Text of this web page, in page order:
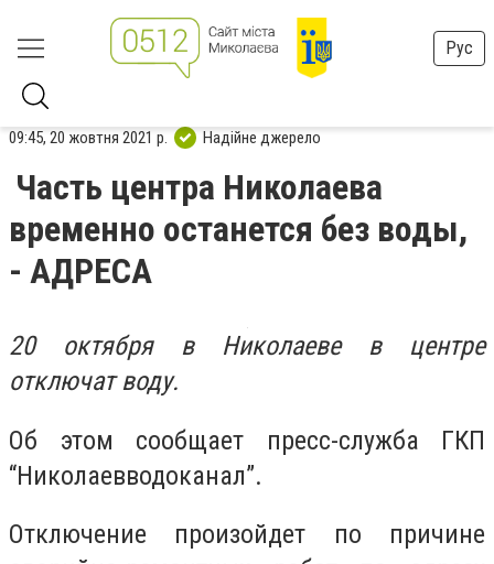
Рус
09:45, 20 жовтня 2021 р. Надійне джерело
Часть центра Николаева
временно останется без воды,
- АДРЕСА
20 октября в Николаеве в центре
отключат воду.
Об этом сообщает пресс-служба ГКП
“Николаевводоканал”.
Отключение произойдет по причине